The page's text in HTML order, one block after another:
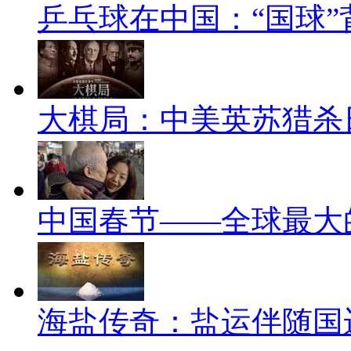
乒乓球在中国：“国球
大棋局：中美英苏猎
中国春节——全球最大
海盐传奇：盐运伴随